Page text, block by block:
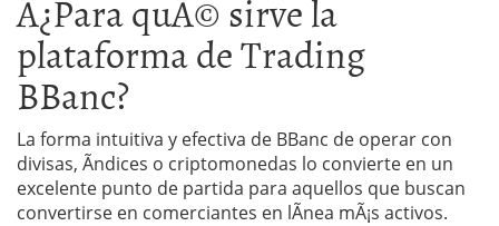
plataforma de Trading
BBanc?
La forma intuitiva y efectiva de BBanc de operar con
divisas, Ã­ndices o criptomonedas lo convierte en un
excelente punto de partida para aquellos que buscan
convertirse en comerciantes en lÃ­nea mÃ¡s activos.